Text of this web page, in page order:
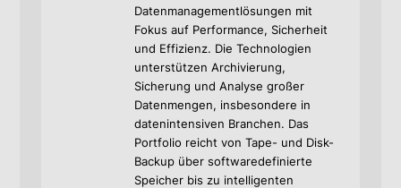
Datenmanagementlösungen mit
Fokus auf Performance, Sicherheit
und Effizienz. Die Technologien
unterstützen Archivierung,
Sicherung und Analyse großer
Datenmengen, insbesondere in
datenintensiven Branchen. Das
Portfolio reicht von Tape- und Disk-
Backup über softwaredefinierte
Speicher bis zu intelligenten